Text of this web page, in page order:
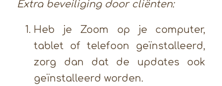
Extra beveiliging door cliënten:
Heb je Zoom op je computer,
tablet of telefoon geïnstalleerd,
zorg dan dat de updates ook
geïnstalleerd worden.